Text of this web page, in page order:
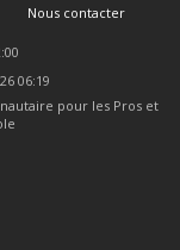
Nous contacter
06:19
pour les Pros et